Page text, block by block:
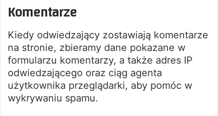
Komentarze
Kiedy odwiedzający zostawiają komentarze
na stronie, zbieramy dane pokazane w
formularzu komentarzy, a także adres IP
odwiedzającego oraz ciąg agenta
użytkownika przeglądarki, aby pomóc w
wykrywaniu spamu.